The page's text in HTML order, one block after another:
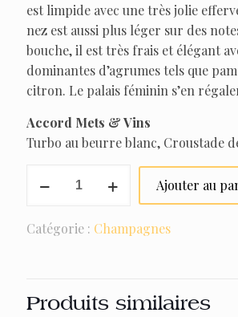
est limpide avec une très jolie
nez est aussi plus léger sur des
bouche, il est très frais et élégant
dominantes d’agrumes tels que
citron. Le palais féminin s’en
Accord Mets & Vins
Turbo au beurre blanc, Croustade
Blanc
Ajouter au
Catégorie : Champagnes
Produits similaires